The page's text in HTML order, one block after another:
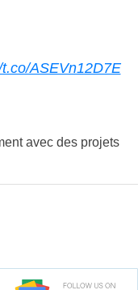
ASEVn12D7E
avec des projets